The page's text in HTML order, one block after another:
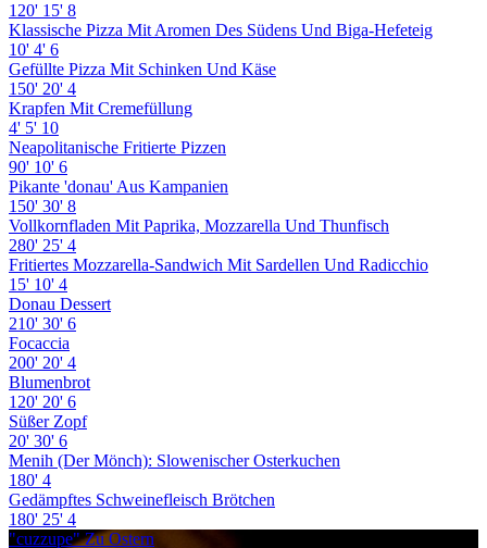
120' 15' 8
Klassische Pizza Mit Aromen Des Südens Und Biga-Hefeteig
10' 4' 6
Gefüllte Pizza Mit Schinken Und Käse
150' 20' 4
Krapfen Mit Cremefüllung
4' 5' 10
Neapolitanische Fritierte Pizzen
90' 10' 6
Pikante 'donau' Aus Kampanien
150' 30' 8
Vollkornfladen Mit Paprika, Mozzarella Und Thunfisch
280' 25' 4
Fritiertes Mozzarella-Sandwich Mit Sardellen Und Radicchio
15' 10' 4
Donau Dessert
210' 30' 6
Focaccia
200' 20' 4
Blumenbrot
120' 20' 6
Süßer Zopf
20' 30' 6
Menih (Der Mönch): Slowenischer Osterkuchen
180' 4
Gedämpftes Schweinefleisch Brötchen
180' 25' 4
"cuzzupe" Zu Ostern